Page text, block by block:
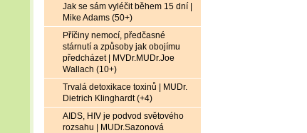
Jak se sám vyléčit během 15 dní |
Mike Adams (50+)
Příčiny nemocí, předčasné
stárnutí a způsoby jak obojímu
předcházet | MVDr.MUDr.Joe
Wallach (10+)
Trvalá detoxikace toxinů | MUDr.
Dietrich Klinghardt (+4)
AIDS, HIV je podvod světového
rozsahu | MUDr.Sazonová